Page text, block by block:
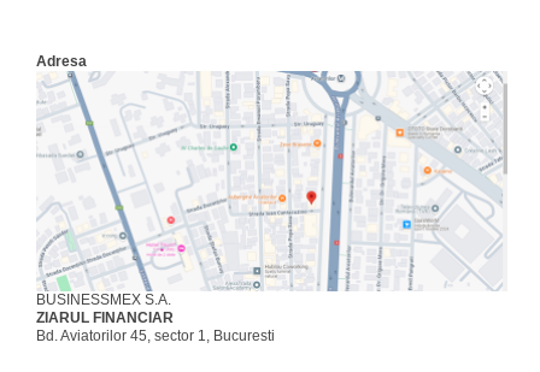
Adresa
BUSINESSMEX S.A.
ZIARUL FINANCIAR
Bd. Aviatorilor 45, sector 1, Bucuresti